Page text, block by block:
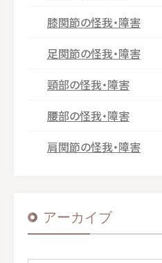
膝関節の怪我・障害
足関節の怪我・障害
頸部の怪我・障害
腰部の怪我・障害
肩関節の怪我・障害
アーカイブ